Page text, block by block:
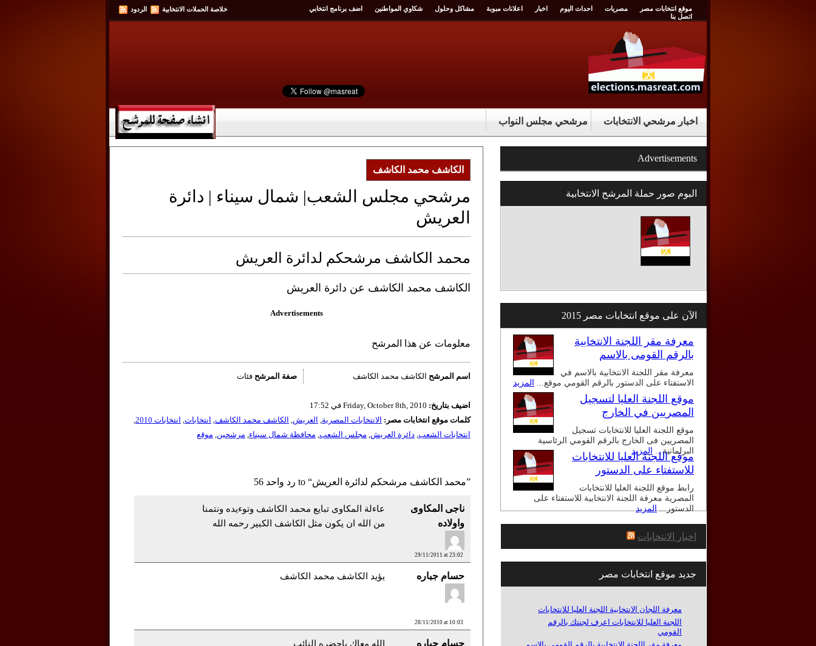
موقع انتخابات مصر مصريات احداث اليوم اخبار اعلانات مبوبة مشاكل وحلول شكاوي المواطنين
اضف برنامج انتخابي
اتصل بنا
خلاصة الحملات الانتخابية الردود
مرشحي مجلس النواب اخبار مرشحي الانتخابات
الكاشف محمد الكاشف
مرشحي مجلس الشعب| شمال سيناء | دائرة
العريش
محمد الكاشف مرشحكم لدائرة العريش
الكاشف محمد الكاشف عن دائرة العريش
Advertisements
معلومات عن هذا المرشح
اسم المرشح الكاشف محمد الكاشف صفة المرشح فئات
اضيف بتاريخ:
كلمات موقع انتخابات مصر: الانتخابات المصرية, العريش, الكاشف محمد الكاشف, انتخابات, انتخابات 2010
,
انتخابات الشعب, دائرة العريش, مجلس الشعب, محافظة شمال سيناء, مرشحين, موقع
56 رد واحد to “محمد الكاشف مرشحكم لدائرة العريش”
ناجى المكاوى
واولاده
29/11/2011 at 23:02
عاءلة المكاوى تبايع محمد الكاشف وتوءيده ونتمنا
من الله ان يكون مثل الكاشف الكبير رحمه الله
حسام جباره
28/11/2010 at 10:03
يؤيد الكاشف محمد الكاشف
حسام جباره الله معاك ياحضره النائب
Advertisements
البوم صور حملة المرشح الانتخابية
الآن على موقع انتخابات مصر 2015
معرفة مقر اللجنة الانتخابية
بالرقم القومى بالاسم
معرفة مقر اللجنة الانتخابية بالاسم في
الاستفتاء على الدستور بالرقم القومي موقع...
المزيد
موقع اللجنة العليا لتسجيل
المصريين في الخارج
موقع اللجنة العليا للانتخابات تسجيل
المصريين فى الخارج بالرقم القومي الرئاسية
البرلمانية...
المزيد
موقع اللجنة العليا للانتخابات
للاستفتاء على الدستور
رابط موقع اللجنة العليا للانتخابات
المصرية معرفة اللجنة الانتخابية للاستفتاء على
الدستور...المزيد
اخبار الانتخابات
جديد موقع انتخابات مصر
معرفة اللجان الانتخابية اللجنة العليا للانتخابات
اللجنة العليا للانتخابات اعرف لجنتك بالرقم
القومي